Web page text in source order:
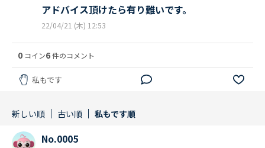
アドバイス頂けたら有り難いです。
22/04/21 (木) 12:53
0 コイン6件のコメント
私もです
新しい順 古い順 私もです順
No.0005